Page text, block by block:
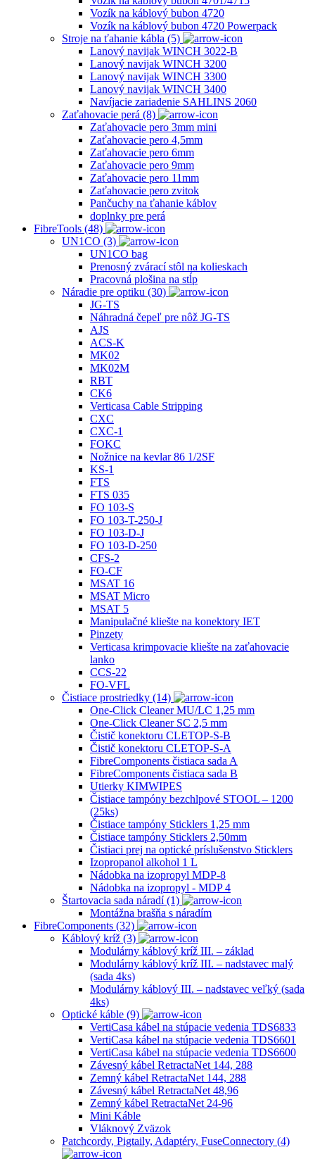
Vozík na káblový bubon 4720
Vozík na káblový bubon 4720 Powerpack
Stroje na ťahanie kábla (5)
Lanový navijak WINCH 3022-B
Lanový navijak WINCH 3200
Lanový navijak WINCH 3300
Lanový navijak WINCH 3400
Navíjacie zariadenie SAHLINS 2060
Zaťahovacie perá (8)
Zaťahovacie pero 3mm mini
Zaťahovacie pero 4,5mm
Zaťahovacie pero 6mm
Zaťahovacie pero 9mm
Zaťahovacie pero 11mm
Zaťahovacie pero zvitok
Pančuchy na ťahanie káblov
doplnky pre perá
FibreTools (48)
UN1CO (3)
UN1CO bag
Prenosný zvárací stôl na kolieskach
Pracovná plošina na stĺp
Náradie pre optiku (30)
JG-TS
Náhradná čepeľ pre nôž JG-TS
AJS
ACS‐K
MK02
MK02M
RBT
CK6
Verticasa Cable Stripping
CXC
CXC-1
FOKC
Nožnice na kevlar 86 1/2SF
KS‐1
FTS
FTS 035
FO 103‐S
FO 103‐T-250-J
FO 103‐D‐J
FO 103‐D‐250
CFS‐2
FO-CF
MSAT 16
MSAT Micro
MSAT 5
Manipulačné kliešte na konektory IET
Pinzety
Verticasa krimpovacie kliešte na zaťahovacie
lanko
CCS-22
FO-VFL
Čistiace prostriedky (14)
One-Click Cleaner MU/LC 1,25 mm
One-Click Cleaner SC 2,5 mm
Čistič konektoru CLETOP-S-B
Čistič konektoru CLETOP-S-A
FibreComponents čistiaca sada A
FibreComponents čistiaca sada B
Utierky KIMWIPES
Čistiace tampóny bezchlpové STOOL – 1200
(25ks)
Čistiace tampóny Sticklers 1,25 mm
Čistiace tampóny Sticklers 2,50mm
Čistiaci prej na optické príslušenstvo Sticklers
Izopropanol alkohol 1 L
Nádobka na izopropyl MDP-8
Nádobka na izopropyl ‐ MDP 4
Štartovacia sada náradí (1)
Montážna brašňa s náradím
FibreComponents (32)
Káblový kríž (3)
Modulárny káblový kríž III. – základ
Modulárny káblový kríž III. – nadstavec malý
(sada 4ks)
Modulárny káblový III. – nadstavec veľký (sada
4ks)
Optické káble (9)
VertiCasa kábel na stúpacie vedenia TDS6833
VertiCasa kábel na stúpacie vedenia TDS6601
VertiCasa kábel na stúpacie vedenia TDS6600
Závesný kábel RetractaNet 144, 288
Zemný kábel RetractaNet 144, 288
Závesný kábel RetractaNet 48,96
Zemný kábel RetractaNet 24-96
Mini Káble
Vláknový Zväzok
Patchcordy, Pigtaily, Adaptéry, FuseConnectory (4)